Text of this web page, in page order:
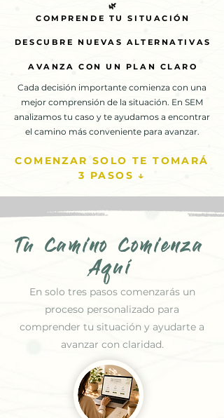
🌿
COMPRENDE TU SITUACIÓN
DESCUBRE NUEVAS ALTERNATIVAS
AVANZA CON UN PLAN CLARO
🌿
COMPRENDE TU SITUACIÓN
DESCUBRE NUEVAS ALTERNATIVAS
AVANZA CON UN PLAN CLARO
Cada decisión importante comienza con una
mejor comprensión de la situación. En SEM
analizamos tu caso y te ayudamos a encontrar
el camino más conveniente para avanzar.
COMENZAR SOLO TE TOMARÁ
3 PASOS ↓
Tu Camino Comienza
Aquí
En solo tres pasos comenzarás un
proceso personalizado para
comprender tu situación y ayudarte a
avanzar con claridad.